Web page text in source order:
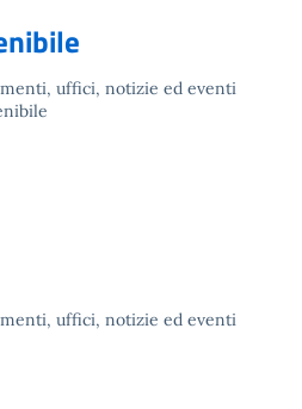
uffici, notizie ed eventi
uffici, notizie ed eventi